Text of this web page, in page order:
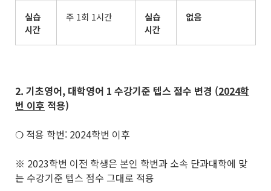
실습
시간
주 1회 1시간
실습
시간
없음
2. 기초영어, 대학영어 1 수강기준 텝스 점수 변경 (2024학
번 이후 적용)
❍ 적용 학번: 2024학번 이후
※ 2023학번 이전 학생은 본인 학번과 소속 단과대학에 맞
는 수강기준 텝스 점수 그대로 적용